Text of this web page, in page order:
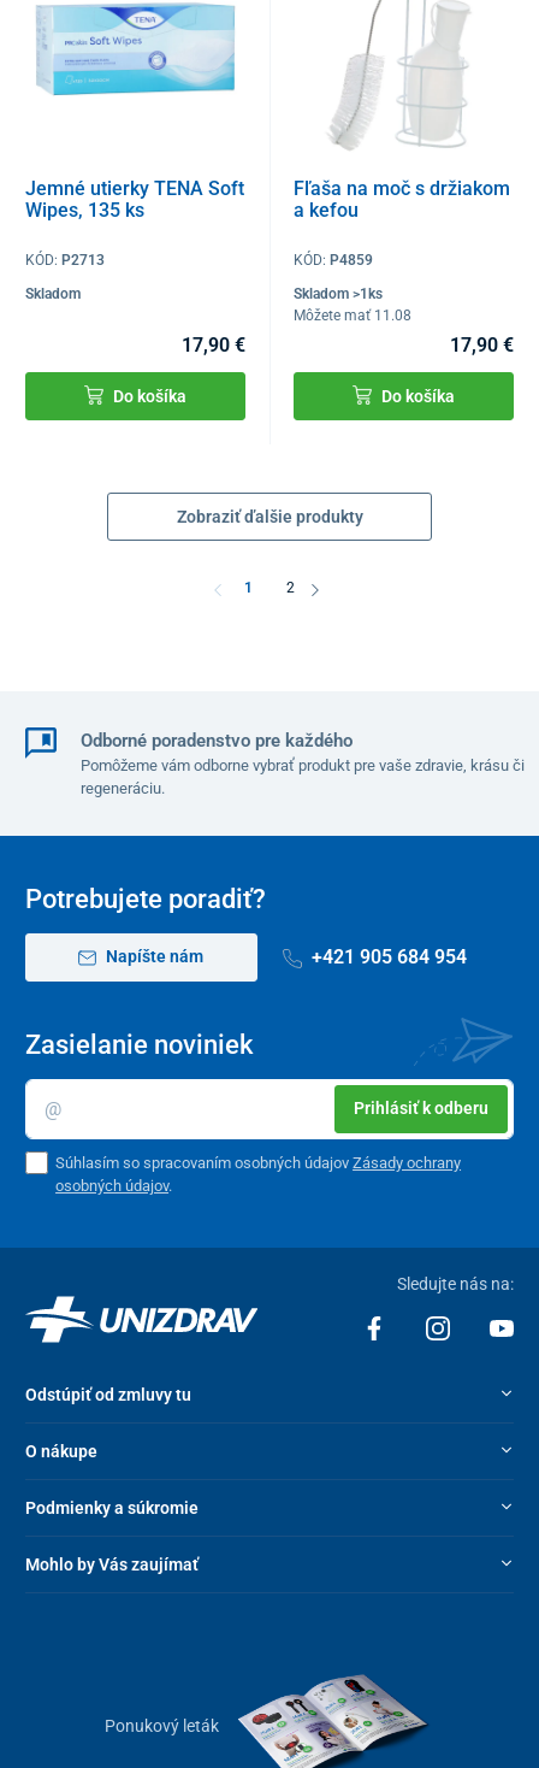
Jemné utierky TENA Soft
Wipes, 135 ks
KÓD: P2713
Skladom
17,90 €
Do košíka
Fľaša na moč s držiakom
a kefou
KÓD: P4859
Skladom >1ks
Môžete mať 11.08
17,90 €
Do košíka
Zobraziť ďalšie produkty
1 2
Odborné poradenstvo pre každého
Pomôžeme vám odborne vybrať produkt pre vaše zdravie, krásu či
regeneráciu.
Potrebujete poradiť?
Napíšte nám +421 905 684 954
Zasielanie noviniek
Prihlásiť k odberu
Súhlasím so spracovaním osobných údajovZásady ochrany
osobných údajov.
Sledujte nás na:
Odstúpiť od zmluvy tu
O nákupe
Podmienky a súkromie
Mohlo by Vás zaujímať
Ponukový leták